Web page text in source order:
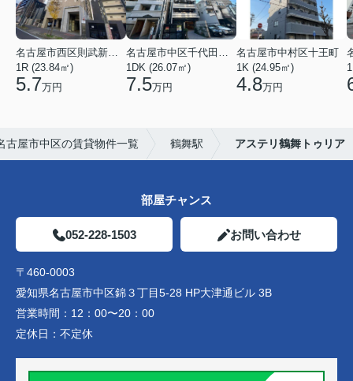
名古屋市西区則武新町３丁目
1R (23.84㎡)
5.7万円
名古屋市中区千代田４丁目
1DK (26.07㎡)
7.5万円
名古屋市中村区十王町
1K (24.95㎡)
4.8万円
古屋市中区の賃貸物件一覧 鶴舞駅 アステリ鶴舞トゥリア
部屋チャンス
052-228-1503 お問い合わせ
〒460-0003
愛知県名古屋市中区錦３丁目5-28 HP大津通ビル 3B
営業時間： 12：00〜20：00
定休日： 不定休